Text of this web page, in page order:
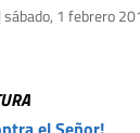
sábado, 1 febrero